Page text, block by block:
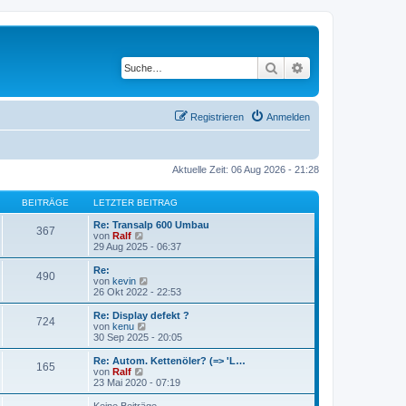
Suche
Anmelden
Registrieren
Aktuelle Zeit: 06 Aug 2026 - 21:28
BEITRÄGE LETZTER BEITRAG
367
Re: Transalp 600 Umbau
von Ralf
e
u
s
t
B
e
i
r
g
29 Aug 2025 - 06:37
490
Re:
von kevin
e
u
e
r
B
26 Okt 2022 - 22:53
724
Re: Display defekt ?
von kenu
e
u
e
30 Sep 2025 - 20:05
165
Re: Autom. Kettenöler? (=> 'L…
von Ralf
e
u
e
23 Mai 2020 - 07:19